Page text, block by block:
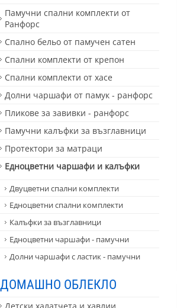
Памучни спални комплекти от
Ранфорс
Спално бельо от памучен сатен
Спални комплекти от крепон
Спални комплекти от хасе
Долни чаршафи от памук - ранфорс
Пликове за завивки - ранфорс
Памучни калъфки за възглавници
Протектори за матраци
Едноцветни чаршафи и калъфки
Двуцветни спални комплекти
Едноцветни спални комплекти
Калъфки за възглавници
Едноцветни чаршафи - памучни
Долни чаршафи с ластик - памучни
ДОМАШНО ОБЛЕКЛО